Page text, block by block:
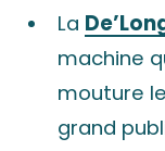
La
machine
mouture
grand